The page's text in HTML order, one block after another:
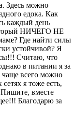
Здесь можно
едока. Как
каждый день
НИЧЕГО НЕ
Где найти силы
устойчивой? Я
Считаю, что
в питании я за
чаще всего можно
я тоже есть,
вместе
Благодарю за